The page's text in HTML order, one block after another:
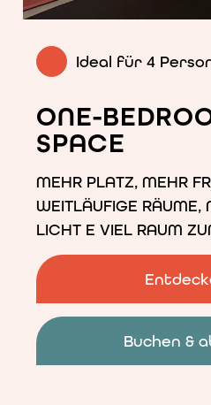
Segantini</p>
Ideal für 4
ONE-
SPACE
MEHR PLATZ, MEHR
WEITLÄUFIGE RÄUME,
LICHT E VIEL RAUM
Buchen &